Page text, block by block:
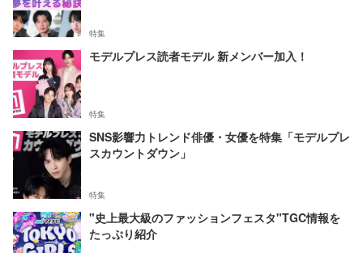
特集
モデルプレス読者モデル 新メンバー加入！
特集
SNS影響力トレンド俳優・女優を特集「モデルプレ
スカウントダウン」
特集
"史上最大級のファッションフェスタ"TGC情報を
たっぷり紹介